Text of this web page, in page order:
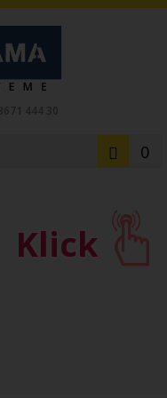
0
Zaunfelder
Antriebe
Klick